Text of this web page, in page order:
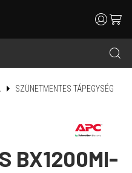
search
usercart
SZÜNETMENTES TÁPEGYSÉG
BX1200MI-